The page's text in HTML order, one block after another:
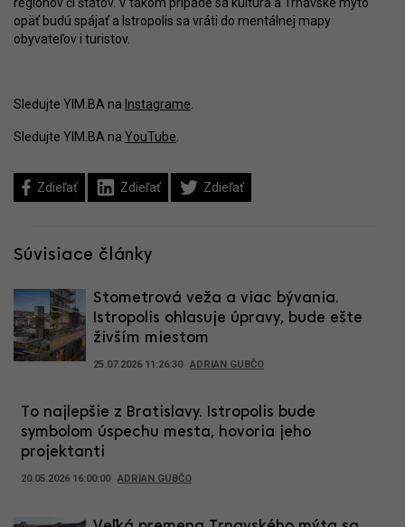
opäť budú spájať a Istropolis sa vráti do mentálnej mapy
obyvateľov i turistov.
Sledujte YIM.BA na Instagrame
Sledujte YIM.BA na YouTube
Zdieľať Zdieľať Zdieľať
Súvisiace články
Stometrová veža a viac bývania.
Istropolis ohlasuje úpravy, bude ešte
živším miestom
25.07.2026 11:26:30 ADRIAN GUBČO
To najlepšie z Bratislavy. Istropolis bude
symbolom úspechu mesta, hovoria jeho
projektanti
20.05.2026 16:00:00 ADRIAN GUBČO